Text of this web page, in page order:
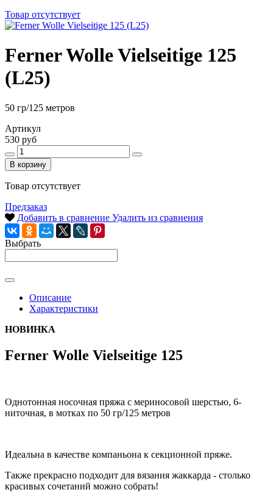
Товар отсутствует
Ferner Wolle Vielseitige 125
(L25)
50 гр/125 метров
Артикул
530 руб
В корзину
Товар отсутствует
Предзаказ
Добавить в сравнение Удалить из сравнения
Выбрать
Описание
Характеристики
НОВИНКА
Ferner Wolle Vielseitige 125
Однотонная носочная пряжа с мериносовой шерстью, 6-
ниточная, в мотках по 50 гр/125 метров
Идеальна в качестве компаньона к секционной пряже.
Также прекрасно подходит для вязания жаккарда - столько
красивых сочетаний можно собрать!